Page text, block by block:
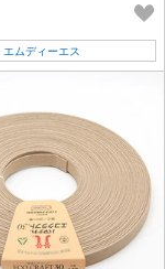
エムディーエス